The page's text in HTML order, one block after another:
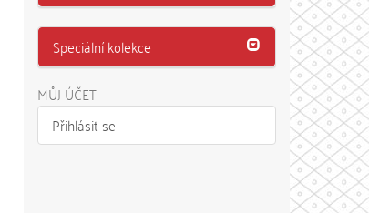
Speciální kolekce
MŮJ ÚČET
Přihlásit se